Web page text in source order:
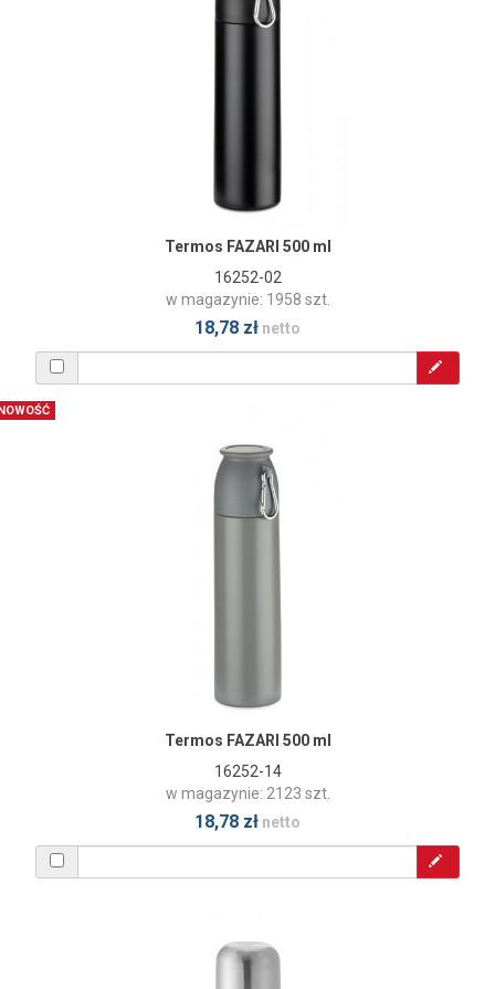
Termos FAZARI 500 ml
16252-02
w magazynie: 1958 szt.
18,78 zł netto
Termos FAZARI 500 ml
16252-14
w magazynie: 2123 szt.
18,78 zł netto